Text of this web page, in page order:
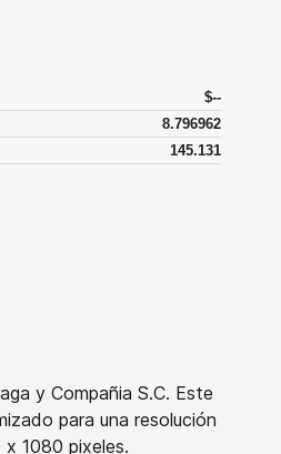
y Compañia S.C. Este
para una resolución
1080 pixeles.